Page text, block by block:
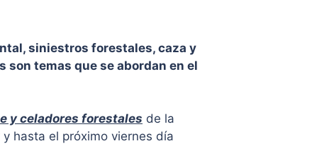
siniestros forestales, caza y
temas que se abordan en el
y celadores forestales de la
hasta el próximo viernes día